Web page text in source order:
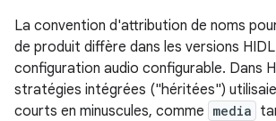
La convention d'attribution de noms
de produit diffère dans les versions
configuration audio configurable. Dans
stratégies intégrées ("héritées")
courts en minuscules, comme media